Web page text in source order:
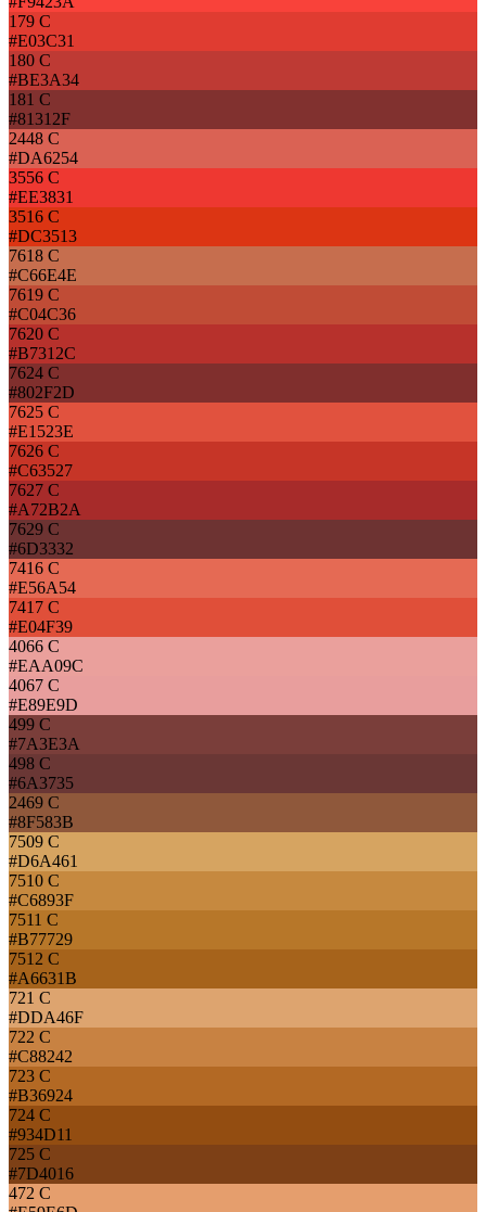
179 C
#E03C31
180 C
#BE3A34
181 C
#81312F
2448 C
#DA6254
3556 C
#EE3831
3516 C
#DC3513
7618 C
#C66E4E
7619 C
#C04C36
7620 C
#B7312C
7624 C
#802F2D
7625 C
#E1523E
7626 C
#C63527
7627 C
#A72B2A
7629 C
#6D3332
7416 C
#E56A54
7417 C
#E04F39
4066 C
#EAA09C
4067 C
#E89E9D
499 C
#7A3E3A
498 C
#6A3735
2469 C
#8F583B
7509 C
#D6A461
7510 C
#C6893F
7511 C
#B77729
7512 C
#A6631B
721 C
#DDA46F
722 C
#C88242
723 C
#B36924
724 C
#934D11
725 C
#7D4016
472 C